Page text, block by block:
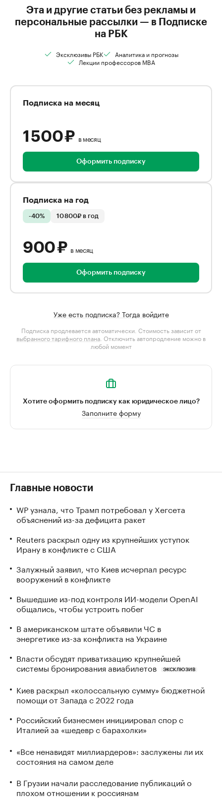
Эта и другие статьи без рекламы и
персональные рассылки — в Подписке
на РБК
Эксклюзивы РБК
Аналитика и прогнозы
Лекции профессоров MBA
Подписка на месяц
1 500 ₽ в месяц
Оформить подписку
Подписка на год
-40% 10 800₽ в год
900 ₽ в месяц
Оформить подписку
Уже есть подписка? Тогда войдите
Подписка продлевается автоматически. Стоимость зависит от
выбранного тарифного плана . Отключить автопродление можно в
любой момент
Хотите оформить подписку как юридическое лицо?
Заполните форму
Главные новости
WP узнала, что Трамп потребовал у Хегсета
объяснений из-за дефицита ракет
Reuters раскрыл одну из крупнейших уступок
Ирану в конфликте с США
Залужный заявил, что Киев исчерпал ресурс
вооружений в конфликте
Вышедшие из-под контроля ИИ-модели OpenAI
общались, чтобы устроить побег
В американском штате объявили ЧС в
энергетике из-за конфликта на Украине
Власти обсудят приватизацию крупнейшей
системы бронирования авиабилетов
ЭКСКЛЮЗИВ
Киев раскрыл «колоссальную сумму» бюджетной
помощи от Запада с 2022 года
Российский бизнесмен инициировал спор с
Италией за «шедевр с барахолки»
«Все ненавидят миллиардеров»: заслужены ли их
состояния на самом деле
В Грузии начали расследование публикаций о
плохом отношении к россиянам